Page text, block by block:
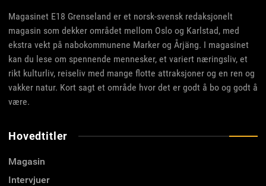
Magasinet E18 Grenseland er et norsk-svensk redaksjonelt
magasin som dekker området mellom Oslo og Karlstad, med
ekstra vekt på nabokommunene Marker og Årjäng. I magasinet
kan du lese om spennende mennesker, et variert næringsliv, et
rikt kulturliv, reiseliv med mange flotte attraksjoner og en ren og
vakker natur. Kort sagt et område hvor det er godt å bo og godt å
være.
Hovedtitler
Magasin
Intervjuer